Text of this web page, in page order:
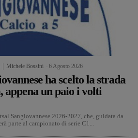
Michele Bossini 6 Agosto 2026
ha scelto la strada
appena un paio i volti
Sangiovannese 2026-2027, che, guidata da
parte al campionato di serie C1...